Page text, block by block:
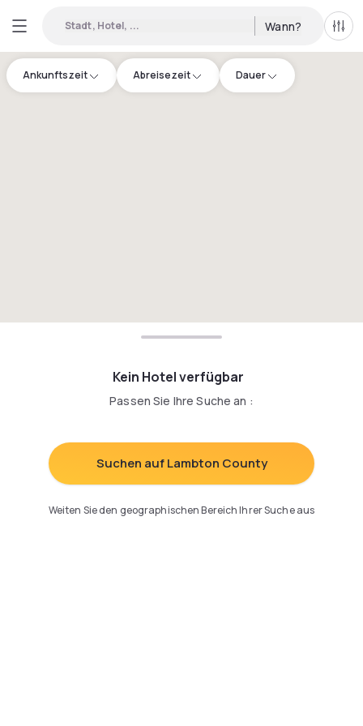
Stadt, Hotel, ... Wann? Alle
Ankunftszeit Abreisezeit Dauer
Kein Hotel verfügbar
Passen Sie Ihre Suche an :
Suchen auf Lambton County
Weiten Sie den geographischen Bereich Ihrer Suche aus